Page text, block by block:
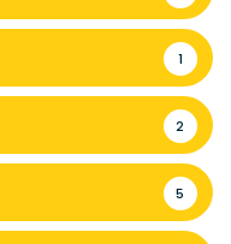
1
2
5